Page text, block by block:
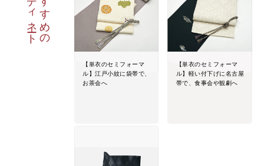
【単衣のセミフォーマ
ル】江戸小紋に袋帯で、
お茶会へ
【単衣のセミフォーマ
ル】軽い付下げに名古屋
帯で、食事会や観劇へ